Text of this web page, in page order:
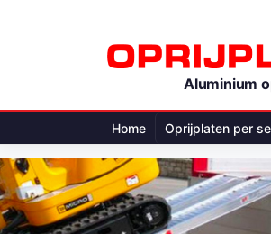
Aluminium
Home Oprijplaten per